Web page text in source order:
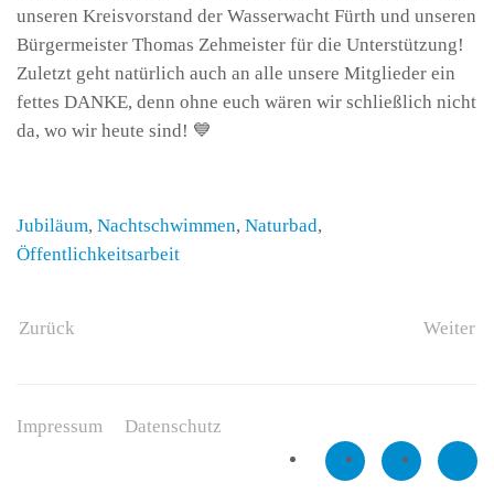
unseren Kreisvorstand der Wasserwacht Fürth und unseren
Bürgermeister Thomas Zehmeister für die Unterstützung!
Zuletzt geht natürlich auch an alle unsere Mitglieder ein
fettes DANKE, denn ohne euch wären wir schließlich nicht
da, wo wir heute sind! 💙
Jubiläum, Nachtschwimmen, Naturbad,
Öffentlichkeitsarbeit
Zurück Weiter
Impressum Datenschutz